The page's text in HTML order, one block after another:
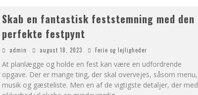
Skab en fantastisk feststemning med den
perfekte festpynt
admin august 18, 2023 Ferie og lejligheder
At planlægge og holde en fest kan være en udfordrende
opgave. Der er mange ting, der skal overvejes, såsom menu,
musik og gæsteliste. Men en af de vigtigste detaljer, der med